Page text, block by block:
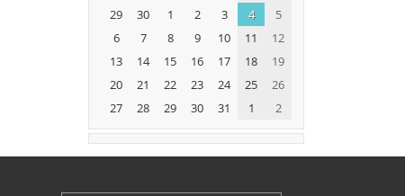
29
30 1 2 3 4
5
6
7 8 9 10 11
12
13
14 15 16 17 18
19
20
21 22 23 24 25
26
27
28 29 30 31 1 2